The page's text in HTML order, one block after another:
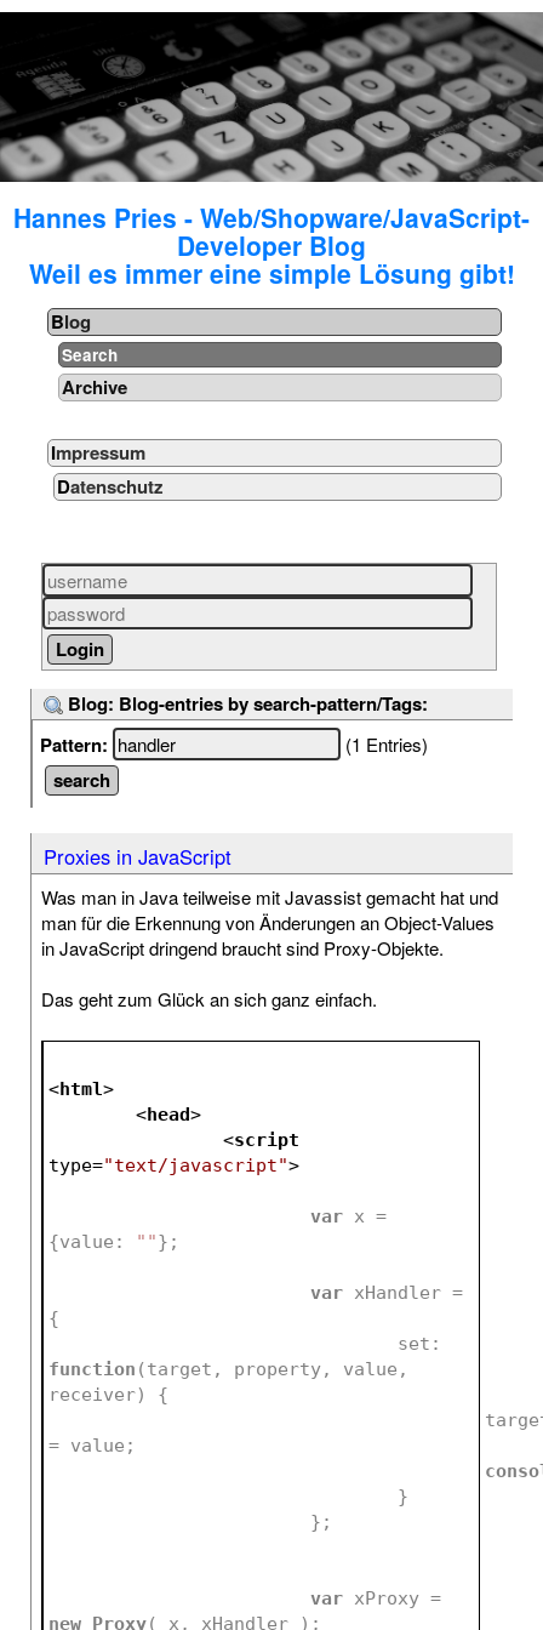
Hannes Pries - Web/Shopware/JavaScript-
Developer Blog
Weil es immer eine simple Lösung gibt!
Blog
Search
Archive
Impressum
Datenschutz
Blog: Blog-entries by search-pattern/Tags:
Pattern:
(1 Entries)
Proxies in JavaScript
Was man in Java teilweise mit Javassist gemacht hat und
man für die Erkennung von Änderungen an Object-Values
in JavaScript dringend braucht sind Proxy-Objekte.
Das geht zum Glück an sich ganz einfach.
<html>
<head>
<script
type="text/javascript">
var x =
{value:
""};
var xHandler =
{
function (target, property, value,
receiver) {
= value;
				}
var
new Proxy( x, xHandler );